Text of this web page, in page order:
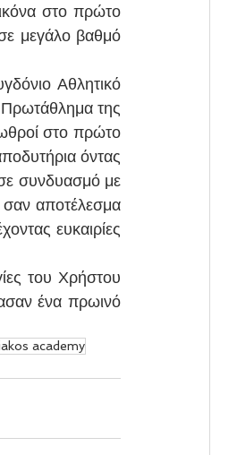
στο πρώτο
μεγάλο βαθμό
Αθλητικό
Πρωτάθλημα της
στο πρώτο
όντας
συνδυασμό με
αποτέλεσμα
ευκαιρίες
του Χρήστου
ένα πρωινό
academy